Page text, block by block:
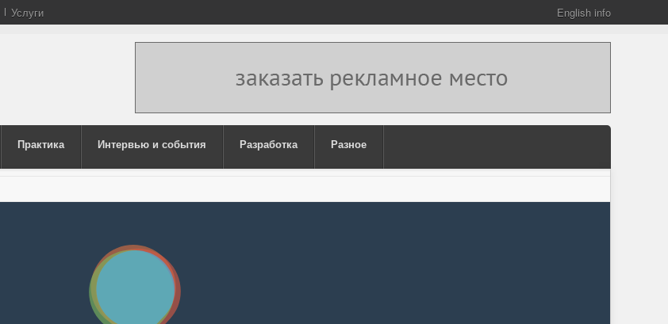
Услуги English info
Практика Интервью и события Разработка Разное